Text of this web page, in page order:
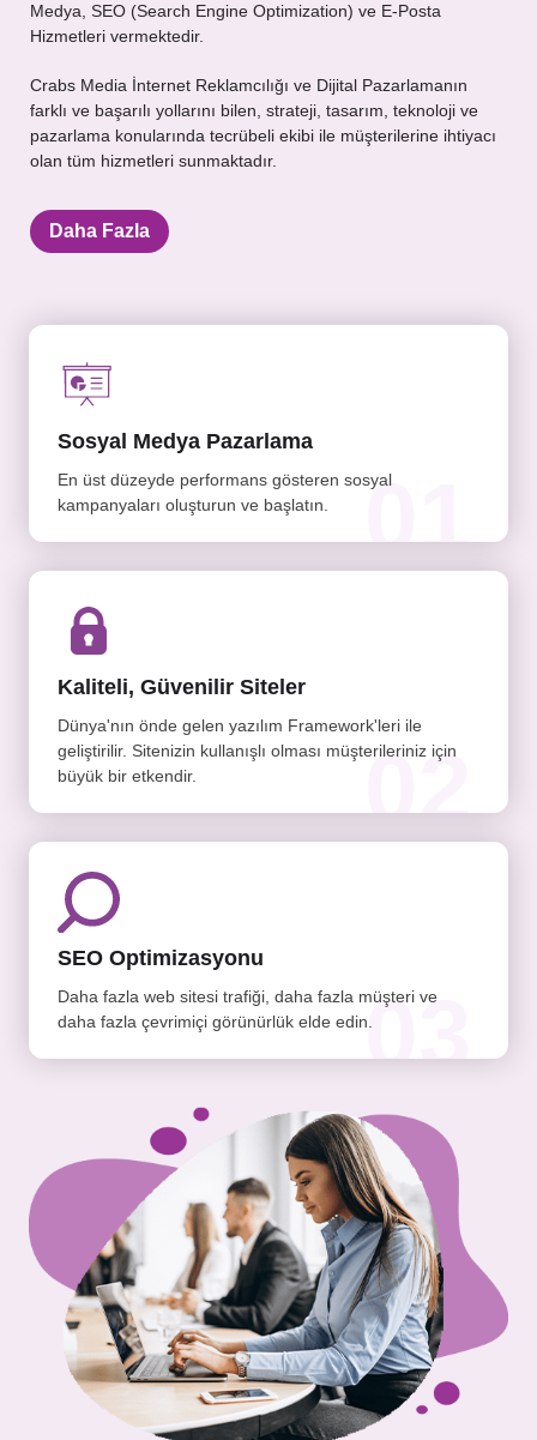
Medya, SEO (Search Engine Optimization) ve E-Posta
Hizmetleri vermektedir.
Crabs Media İnternet Reklamcılığı ve Dijital Pazarlamanın
farklı ve başarılı yollarını bilen, strateji, tasarım, teknoloji ve
pazarlama konularında tecrübeli ekibi ile müşterilerine ihtiyacı
olan tüm hizmetleri sunmaktadır.
Daha Fazla
Sosyal Medya Pazarlama
En üst düzeyde performans gösteren sosyal
kampanyaları oluşturun ve başlatın.
01
Kaliteli, Güvenilir Siteler
Dünya'nın önde gelen yazılım Framework'leri ile
geliştirilir. Sitenizin kullanışlı olması müşterileriniz için
büyük bir etkendir.
02
SEO Optimizasyonu
Daha fazla web sitesi trafiği, daha fazla müşteri ve
daha fazla çevrimiçi görünürlük elde edin.03